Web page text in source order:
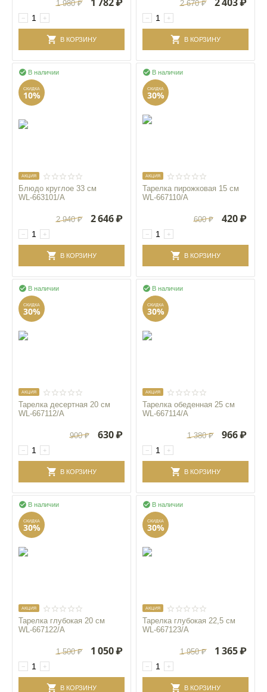
+
−
1 980 ₽
В КОРЗИНУ
+
−
2 670 ₽
В КОРЗИНУ
В наличии

СКИДКА
10%
AКЦИЯ
Блюдо круглое 33 см
WL‑663101/A
+
−
2 940 ₽ 2 646₽
В КОРЗИНУ
В наличии

СКИДКА
30%
AКЦИЯ
Тарелка пирожковая 15 см
WL‑667110/A
+
−
600 ₽ 420₽
В КОРЗИНУ
В наличии

СКИДКА
30%
AКЦИЯ
Тарелка десертная 20 см
WL‑667112/A
+
−
900 ₽ 630₽
В КОРЗИНУ
В наличии

СКИДКА
30%
AКЦИЯ
Тарелка обеденная 25 см
WL‑667114/A
+
−
1 380 ₽ 966₽
В КОРЗИНУ
В наличии

СКИДКА
30%
AКЦИЯ
Тарелка глубокая 20 см
WL‑667122/A
+
−
1 500 ₽ 1 050₽
В КОРЗИНУ
В наличии

СКИДКА
30%
AКЦИЯ
Тарелка глубокая 22,5 см
WL‑667123/A
+
−
1 950 ₽ 1 365₽
В КОРЗИНУ